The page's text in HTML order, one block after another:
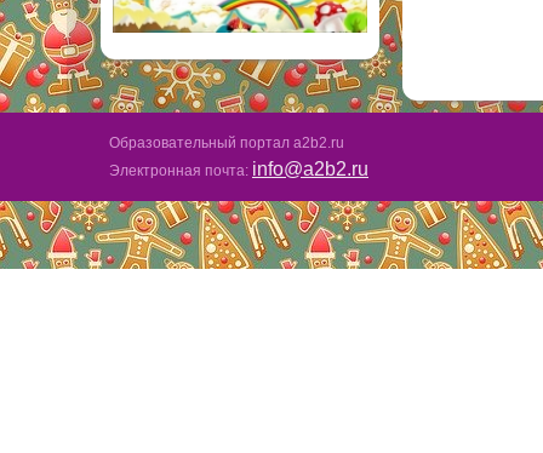
Образовательный портал a2b2.ru
Электронная почта: info@a2b2.ru